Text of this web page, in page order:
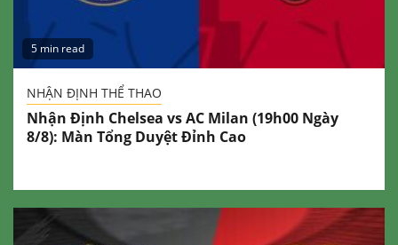
5 min read
NHẬN ĐỊNH THỂ THAO
Nhận Định Chelsea vs AC Milan (19h00 Ngày
8/8): Màn Tổng Duyệt Đỉnh Cao